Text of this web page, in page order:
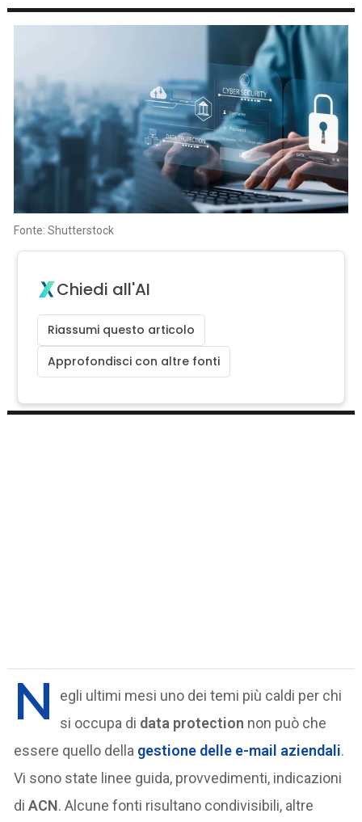
Fonte: Shutterstock
Chiedi all'AI
Riassumi questo articolo
Approfondisci con altre fonti
N
egli ultimi mesi uno dei temi più caldi per chi
si occupa di data protection non può che
essere quello della gestione delle e-mail aziendali.
Vi sono state linee guida, provvedimenti, indicazioni
diACN. Alcune fonti risultano condivisibili, altre